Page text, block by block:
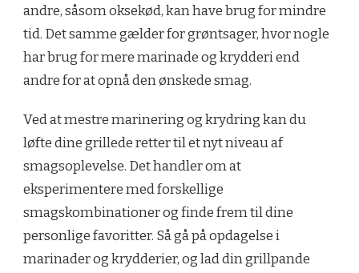
andre, såsom oksekød, kan have brug for mindre
tid. Det samme gælder for grøntsager, hvor nogle
har brug for mere marinade og krydderi end
andre for at opnå den ønskede smag.
Ved at mestre marinering og krydring kan du
løfte dine grillede retter til et nyt niveau af
smagsoplevelse. Det handler om at
eksperimentere med forskellige
smagskombinationer og finde frem til dine
personlige favoritter. Så gå på opdagelse i
marinader og krydderier, og lad din grillpande